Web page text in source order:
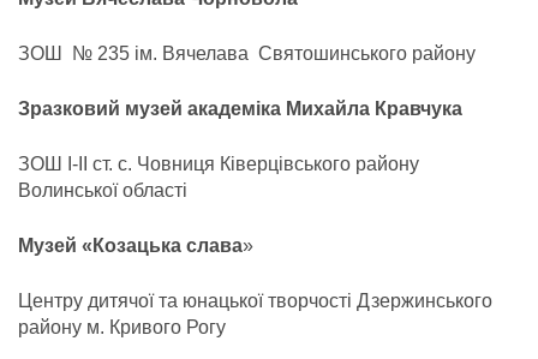
ЗОШ № 235 ім. Вячелава Святошинського району
Зразковий музей академіка Михайла Кравчука
ЗОШ І-ІІ ст. с. Човниця Ківерцівського району
Волинської області
Музей «Козацька слава»
Центру дитячої та юнацької творчості Дзержинського
району м. Кривого Рогу